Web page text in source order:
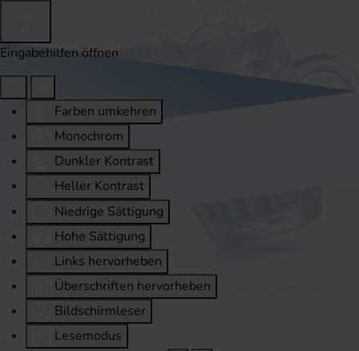
Eingabehilfen öffnen
Farben umkehren
Monochrom
Dunkler Kontrast
Heller Kontrast
Niedrige Sättigung
Hohe Sättigung
Links hervorheben
Überschriften hervorheben
Bildschirmleser
Lesemodus